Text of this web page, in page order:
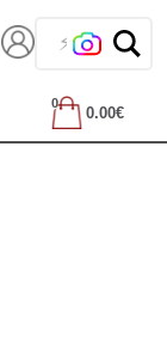
|||
⚡
0
0.00€